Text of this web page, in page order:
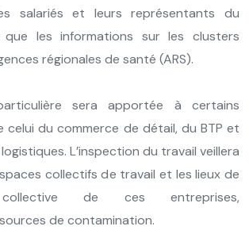
salariés et leurs représentants du
que les informations sur les clusters
régionales de santé (ARS).
sera apportée à certains
celui du commerce de détail, du BTP et
L’inspection du travail veillera
collectifs de travail et les lieux de
de ces entreprises,
de contamination.